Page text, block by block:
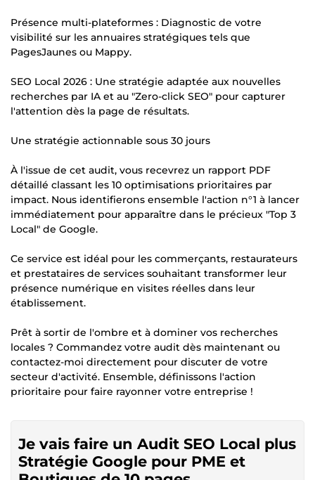
Présence multi-plateformes : Diagnostic de votre
visibilité sur les annuaires stratégiques tels que
PagesJaunes ou Mappy.
SEO Local 2026 : Une stratégie adaptée aux nouvelles
recherches par IA et au "Zero-click SEO" pour capturer
l'attention dès la page de résultats.
Une stratégie actionnable sous 30 jours
À l'issue de cet audit, vous recevrez un rapport PDF
détaillé classant les 10 optimisations prioritaires par
impact. Nous identifierons ensemble l'action n°1 à lancer
immédiatement pour apparaître dans le précieux "Top 3
Local" de Google.
Ce service est idéal pour les commerçants, restaurateurs
et prestataires de services souhaitant transformer leur
présence numérique en visites réelles dans leur
établissement.
Prêt à sortir de l'ombre et à dominer vos recherches
locales ? Commandez votre audit dès maintenant ou
contactez-moi directement pour discuter de votre
secteur d'activité. Ensemble, définissons l'action
prioritaire pour faire rayonner votre entreprise !
Je vais faire un Audit SEO Local plus
Stratégie Google pour PME et